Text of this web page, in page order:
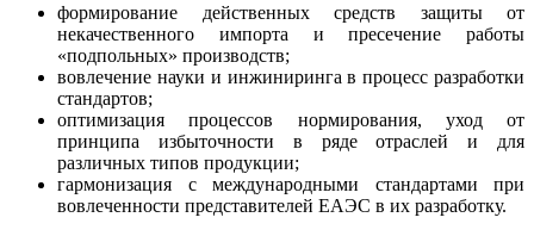
формирование действенных средств защиты от
некачественного импорта и пресечение работы
«подпольных» производств;
вовлечение науки и инжиниринга в процесс разработки
стандартов;
оптимизация процессов нормирования, уход от
принципа избыточности в ряде отраслей и для
различных типов продукции;
гармонизация с международными стандартами при
вовлеченности представителей ЕАЭС в их разработку.